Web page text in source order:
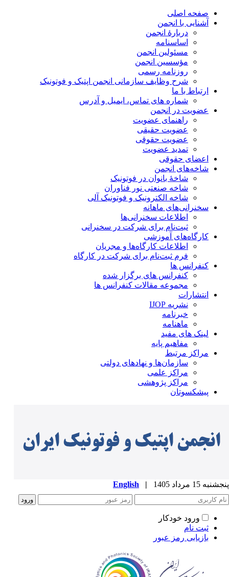
صفحه اصلی
آشنایی با انجمن
دربارۀ انجمن
اساسنامه
مسئولین انجمن
مؤسسین انجمن
روزنامه رسمی
شرح وظایف سازمانی انجمن اپتیک و فوتونیک
ارتباط با ما
شماره های تماس، ایمیل و آدرس
عضویت در انجمن
راهنمای عضویت
عضویت حقیقی
عضویت حقوقی
تمدید عضویت
اعضای حقوقی
شاخه‌های انجمن
شاخۀ بانوان در فوتونیک
شاخه صنعتی نور فناوران
شاخه‌ الکترونیک و فوتونیک آلی
سخنرانی‌های ماهانه
اطلاعات سخنرانی‌‌ها
ثبت‌نام برای شرکت در سخنرانی
کارگاه‌های آموزشی
اطلاعات کارگاه‌ها و مجریان
فرم ثبت‌نام برای شرکت در کارگاه
کنفرانس ها
کنفرانس های برگزار شده
مجموعه مقالات کنفرانس ها
انتشارات
نشریه IJOP
خبرنامه
ماهنامه
لینک های مفید
مفاهیم پایه
مراکز مرتبط
سازمان‌ها و نهادهای دولتی
مراکز علمی
مراکز پژوهشی
پیشکسوتان
15 مرداد 1405 |
English
ورود خودکار
ثبت نام
بازیابی رمز عبور